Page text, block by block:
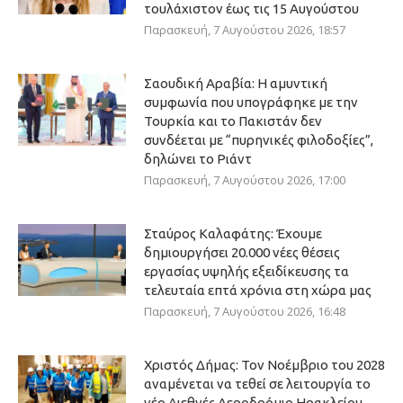
τουλάχιστον έως τις 15 Αυγούστου
Παρασκευή, 7 Αυγούστου 2026, 18:57
Σαουδική Αραβία: Η αμυντική
συμφωνία που υπογράφηκε με την
Τουρκία και το Πακιστάν δεν
συνδέεται με “πυρηνικές φιλοδοξίες”,
δηλώνει το Ριάντ
Παρασκευή, 7 Αυγούστου 2026, 17:00
Σταύρος Καλαφάτης: Έχουμε
δημιουργήσει 20.000 νέες θέσεις
εργασίας υψηλής εξειδίκευσης τα
τελευταία επτά χρόνια στη χώρα μας
Παρασκευή, 7 Αυγούστου 2026, 16:48
Χριστός Δήμας: Τον Νοέμβριο του 2028
αναμένεται να τεθεί σε λειτουργία το